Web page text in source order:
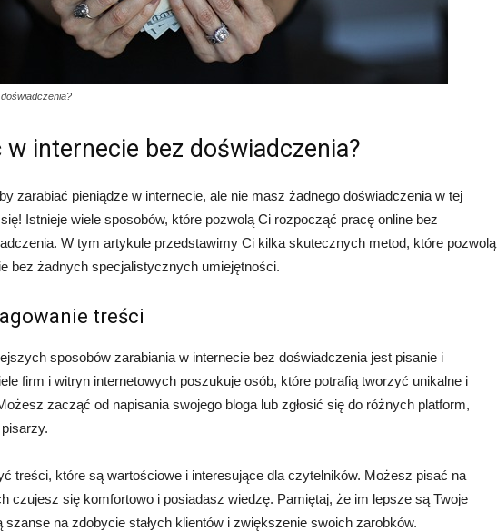
w internecie bez doświadczenia?
zarabiać pieniądze w internecie, ale nie masz żadnego doświadczenia w tej
Istnieje wiele sposobów, które pozwolą Ci rozpocząć pracę online bez
W tym artykule przedstawimy Ci kilka skutecznych metod, które pozwolą
bez żadnych specjalistycznych umiejętności.
treści
sposobów zarabiania w internecie bez doświadczenia jest pisanie i
firm i witryn internetowych poszukuje osób, które potrafią tworzyć unikalne i
zacząć od napisania swojego bloga lub zgłosić się do różnych platform,
treści, które są wartościowe i interesujące dla czytelników. Możesz pisać na
czujesz się komfortowo i posiadasz wiedzę. Pamiętaj, że im lepsze są Twoje
na zdobycie stałych klientów i zwiększenie swoich zarobków.